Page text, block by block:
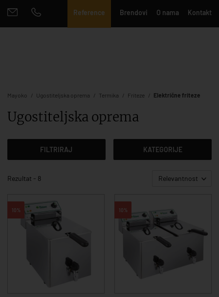
Reference Brendovi O nama Kontakt
Mayoko Ugostiteljska oprema Termika Friteze Električne friteze
Ugostiteljska oprema
FILTRIRAJ KATEGORIJE
Rezultat - 8 Relevantnost
10% 10%